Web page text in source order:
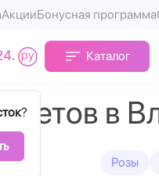
АкцииБонусная программа
Каталог
?
цветов в
Розы